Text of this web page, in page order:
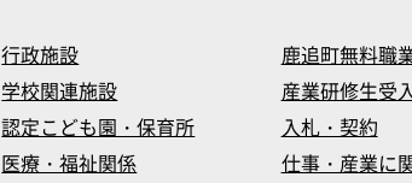
行政施設
学校関連施設
認定こども園・保育所
医療・福祉関係
鹿追町無料職
産業研修生受
入札・契約
仕事・産業に